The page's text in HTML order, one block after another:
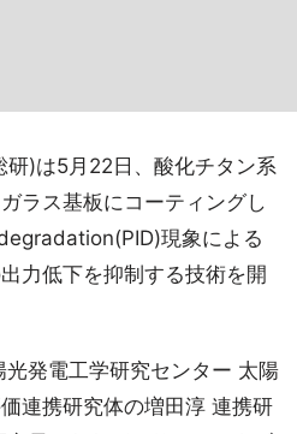
研)は5月22日、酸化チタン系
ラス基板にコーティングし
現象による
力低下を抑制する技術を開
発電工学研究センター 太陽
連携研究体の増田淳 連携研